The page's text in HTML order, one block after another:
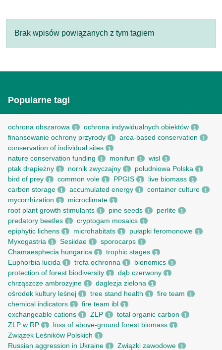
Brak wpisów powiązanych z tym tagiem
Popularne tagi
ochrona obszarowa 1 ochrona indywidualnych obiektów 1
finansowanie ochrony przyrody 1 area-based conservation 1
conservation of individual sites 1
nature conservation funding 1 monifun 1 wisl 1
ptak drapieżny 1 nornik zwyczajny 1 południowa Polska 1
bird of prey 1 common vole 1 PPGIS 1 live biomass 1
carbon storage 1 accumulated energy 1 container culture 1
mycorrhization 1 microclimate 1
root рlant growth stimulants 1 pine seeds 1 perlite 1
predatory beetles 1 cryptogam mosaics 1
epiphytic lichens 1 microhabitats 1 pułapki feromonowe 1
Myxogastria 1 Sesiidae 1 sporocarps 1
Chamaesphecia hungarica 1 trophic stages 1
Euphorbia lucida 1 trefa ochronna 1 bionomics 1
protection of forest biodiversity 1 dąb czerwony 1
chrząszcze ambrozyjne 1 daglezja zielona 1
ośrodek kultury leśnej 1 tree stand health 1 fire team 1
chemical indicators 1 fire team ibl 1
exchangeable cations 1 ZLP 1 total organic carbon 1
ZLP w RP 1 loss of above-ground forest biomass 1
Związek Leśników Polskich 1
Russian aggression in Ukraine 1 Związki zawodowe 1